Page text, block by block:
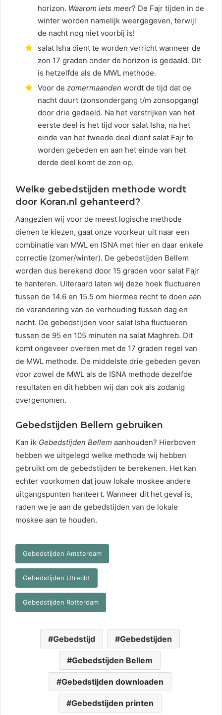
horizon. Waarom iets meer? De Fajr tijden in de
winter worden namelijk weergegeven, terwijl
de nacht nog niet voorbij is!
salat Isha dient te worden verricht wanneer de
zon 17 graden onder de horizon is gedaald. Dit
is hetzelfde als de MWL methode.
Voor de zomermaanden wordt de tijd dat de
nacht duurt (zonsondergang t/m zonsopgang)
door drie gedeeld. Na het verstrijken van het
eerste deel is het tijd voor salat Isha, na het
einde van het tweede deel dient salat Fajr te
worden gebeden en aan het einde van het
derde deel komt de zon op.
Welke gebedstijden methode wordt
door Koran.nl gehanteerd?
Aangezien wij voor de meest logische methode
dienen te kiezen, gaat onze voorkeur uit naar een
combinatie van MWL en ISNA met hier en daar enkele
correctie (zomer/winter). De gebedstijden Bellem
worden dus berekend door 15 graden voor salat Fajr
te hanteren. Uiteraard laten wij deze hoek fluctueren
tussen de 14.6 en 15.5 om hiermee recht te doen aan
de verandering van de verhouding tussen dag en
nacht. De gebedstijden voor salat Isha fluctueren
tussen de 95 en 105 minuten na salat Maghreb. Dit
komt ongeveer overeen met de 17 graden regel van
de MWL methode. De middelste drie gebeden geven
voor zowel de MWL als de ISNA methode dezelfde
resultaten en dit hebben wij dan ook als zodanig
overgenomen.
Gebedstijden Bellem gebruiken
Kan ik Gebedstijden Bellem aanhouden? Hierboven
hebben we uitgelegd welke methode wij hebben
gebruikt om de gebedstijden te berekenen. Het kan
echter voorkomen dat jouw lokale moskee andere
uitgangspunten hanteert. Wanneer dit het geval is,
raden we je aan de gebedstijden van de lokale
moskee aan te houden.
Gebedstijden Amsterdam
Gebedstijden Utrecht
Gebedstijden Rotterdam
Gebedstijd Gebedstijden
Gebedstijden Bellem
Gebedstijden downloaden
Gebedstijden printen